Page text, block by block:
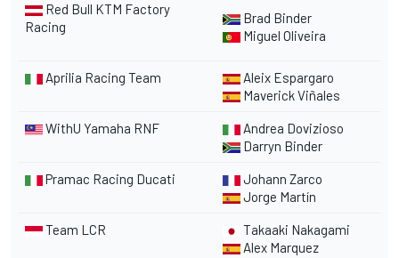
Red Bull KTM Factory
Racing
Brad Binder
Miguel Oliveira
Aprilia Racing Team
Aleix Espargaro
Maverick Viñales
WithU Yamaha RNF
Andrea Dovizioso
Darryn Binder
Pramac Racing Ducati
Johann Zarco
Jorge Martín
Team LCR
Takaaki Nakagami
Alex Marquez